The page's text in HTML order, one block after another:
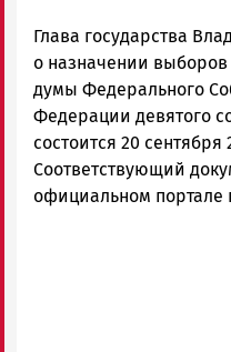
Глава государства
о назначении выборов
думы Федерального
Федерации девятого
состоится 20 сентября
Соответствующий
официальном